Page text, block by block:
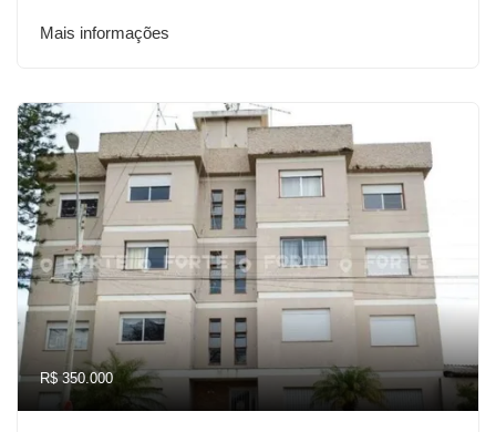
Mais informações
R$ 350.000